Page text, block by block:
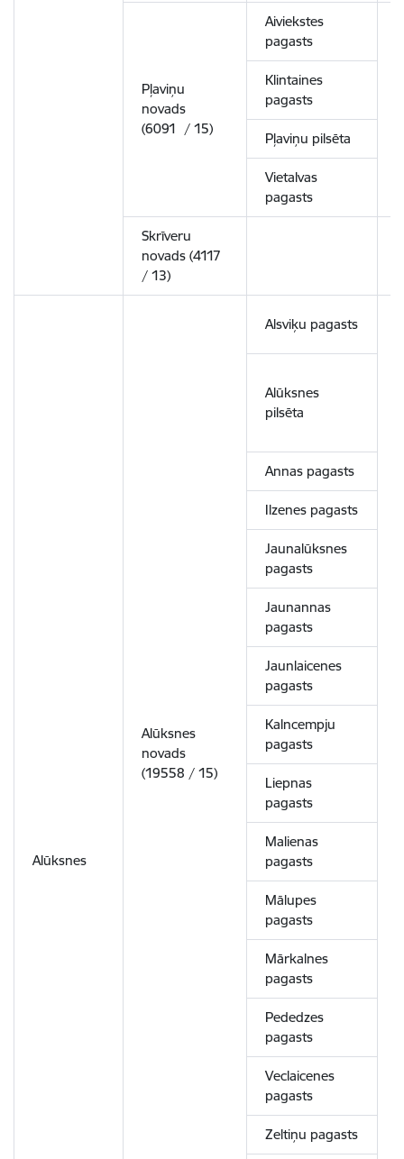
Pļaviņu
novads
(6091 / 15)
Aiviekstes
pagasts
Klintaines
pagasts
Pļaviņu pilsēta
Vietalvas
pagasts
Skrīveru
novads (4117
/ 13)
Alūksnes
Alūksnes
novads
(19558 / 15)
Alsviķu pagasts
Alūksnes
pilsēta
Annas pagasts
Ilzenes pagasts
Jaunalūksnes
pagasts
Jaunannas
pagasts
Jaunlaicenes
pagasts
Kalncempju
pagasts
Liepnas
pagasts
Malienas
pagasts
Mālupes
pagasts
Mārkalnes
pagasts
Pededzes
pagasts
Veclaicenes
pagasts
Zeltiņu pagasts